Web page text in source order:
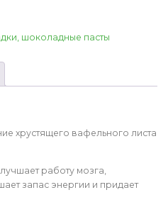
шоколадные пасты
хрустящего вафельного листа
работу мозга,
запас энергии и придает